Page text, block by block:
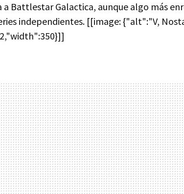
Battlestar Galactica, aunque algo más
independientes. [[image: {"alt":"V,